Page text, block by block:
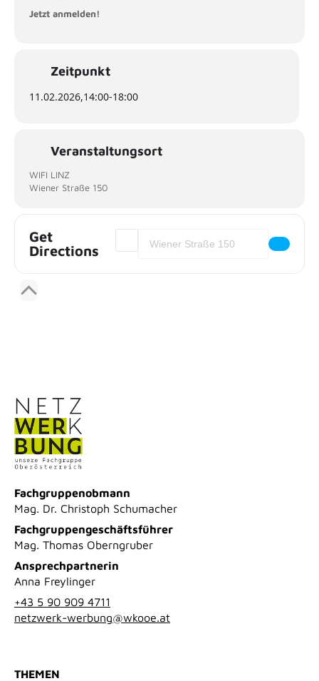
Jetzt anmelden!
Zeitpunkt
11.02.2026,14:00-18:00
Veranstaltungsort
WIFI LINZ
Wiener Straße 150
Get
Directions
Address - Kooperationsformen: Case
Destination Address -
Fachgruppenobmann
Mag. Dr. Christoph Schumacher
Fachgruppengeschäftsführer
Mag. Thomas Oberngruber
Ansprechpartnerin
Anna Freylinger
+43 5 90 909 4711
netzwerk-werbung@wkooe.at
THEMEN